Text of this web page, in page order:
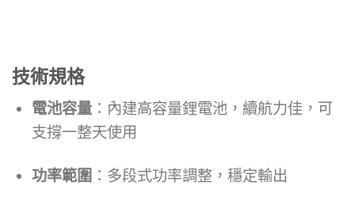
技術規格
電池容量：內建高容量鋰電池，續航力佳，可
支撐一整天使用
功率範圍 ：多段式功率調整，穩定輸出